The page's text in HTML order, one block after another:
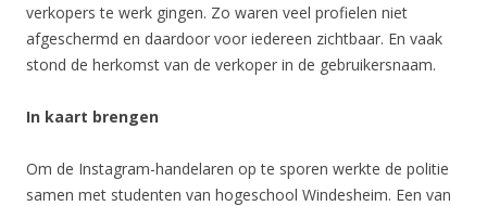
verkopers te werk gingen. Zo waren veel profielen niet
afgeschermd en daardoor voor iedereen zichtbaar. En vaak
stond de herkomst van de verkoper in de gebruikersnaam.
In kaart brengen
Om de Instagram-handelaren op te sporen werkte de politie
samen met studenten van hogeschool Windesheim. Een van